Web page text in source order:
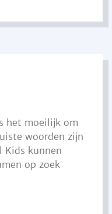
het moeilijk om
woorden zijn
Kids kunnen
op zoek